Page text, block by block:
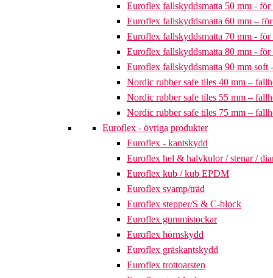
Euroflex fallskyddsmatta 50 mm -
Euroflex fallskyddsmatta 60 mm –
Euroflex fallskyddsmatta 70 mm -
Euroflex fallskyddsmatta 80 mm -
Euroflex fallskyddsmatta 90 mm soft
Nordic rubber safe tiles 40 mm –
Nordic rubber safe tiles 55 mm –
Nordic rubber safe tiles 75 mm –
Euroflex - övriga produkter
Euroflex - kantskydd
Euroflex hel & halvkulor / stenar /
Euroflex kub / kub EPDM
Euroflex svamp/träd
Euroflex stepper/S & C-block
Euroflex gummistockar
Euroflex hörnskydd
Euroflex gräskantskydd
Euroflex trottoarsten